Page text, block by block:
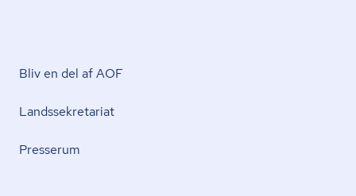
Bliv en del af AOF
Lands­se­kre­ta­ri­at
Presserum